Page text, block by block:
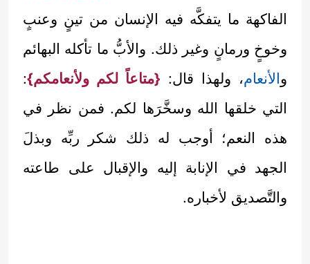
الفاكهة ما يتفكَّه فيه الإنسان من تينٍ وعنبٍ
وخوخٍ ورمانٍ وغير ذلك. والأبُّ ما تأكله البهائم
والأنعام، ولهذا قال: {متاعاً لكم ولأنعامكم}:
التي خلقها الله وسخَّرَها لكم. فمن نظر في
هذه النعم؛ أوجب له ذلك شكر ربِّه وبذلَ
الجهد في الإنابة إليه والإقبال على طاعته
والتَّصديق لأخباره.